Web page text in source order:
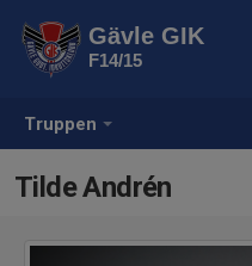
Truppen
Gävle GIK
F14/15
Tilde Andrén